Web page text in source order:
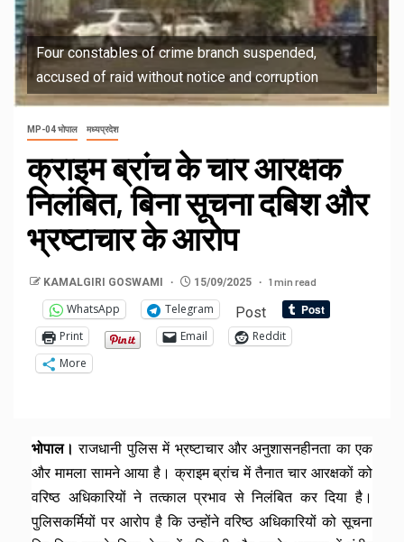
Four constables of crime branch suspended,
accused of raid without notice and corruption
MP-04 भोपाल मध्यप्रदेश
क्राइम ब्रांच के चार आरक्षक
निलंबित, बिना सूचना दबिश और
भ्रष्टाचार के आरोप
KAMALGIRI GOSWAMI 15/09/2025 1 min read
WhatsApp Telegram Post
Print Email
Reddit
More
भोपाल। राजधानी पुलिस में भ्रष्टाचार और अनुशासनहीनता का एक
और मामला सामने आया है। क्राइम ब्रांच में तैनात चार आरक्षकों को
वरिष्ठ अधिकारियों ने तत्काल प्रभाव से निलंबित कर दिया है।
पुलिसकर्मियों पर आरोप है कि उन्होंने वरिष्ठ अधिकारियों को सूचना